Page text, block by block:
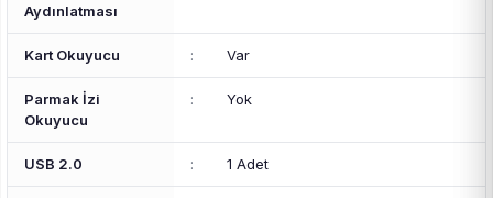
Aydınlatması
Kart Okuyucu : Var
Parmak İzi
Okuyucu
: Yok
USB 2.0 : 1 Adet